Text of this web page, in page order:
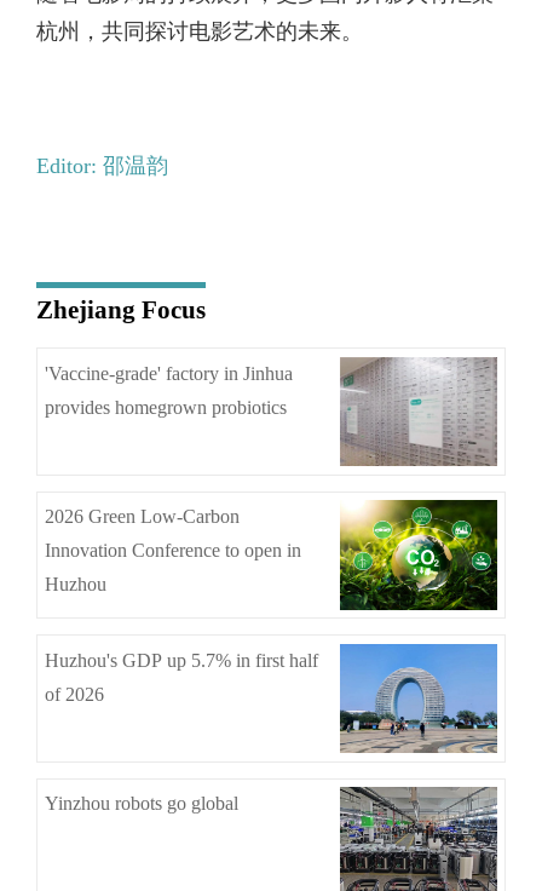
杭州，共同探讨电影艺术的未来。
Editor: 邵温韵
Zhejiang Focus
'Vaccine-grade' factory in Jinhua
provides homegrown probiotics
2026 Green Low-Carbon
Innovation Conference to open in
Huzhou
Huzhou's GDP up 5.7% in first half
of 2026
Yinzhou robots go global